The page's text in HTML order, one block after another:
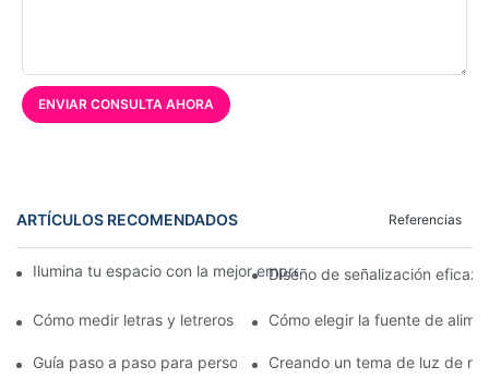
ENVIAR CONSULTA AHORA
ARTÍCULOS RECOMENDADOS Referencias
Ilumina tu espacio con la mejor empresa de letreros de neón
Diseño de señalización
Cómo medir letras y letreros de canal LED acrílicos
Cómo elegir la fuente de
Guía paso a paso para personalizar sus letreros de caja de luz
Creando un tema de luz de